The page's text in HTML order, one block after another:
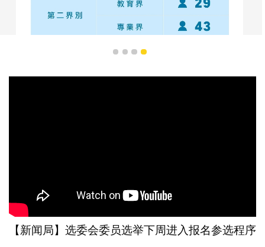
1 2 3 4
【新闻局】选委会委员选举下周进入报名参选程序